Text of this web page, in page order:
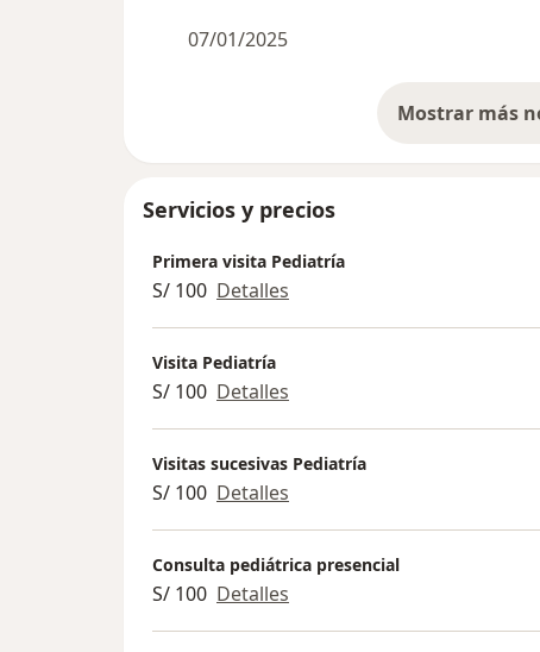
07/01/2025
Servicios y precios
Primera visita Pediatría
S/ 100 Detalles
Visita Pediatría
S/ 100 Detalles
Visitas sucesivas Pediatría
S/ 100 Detalles
Consulta pediátrica presencial
S/ 100 Detalles